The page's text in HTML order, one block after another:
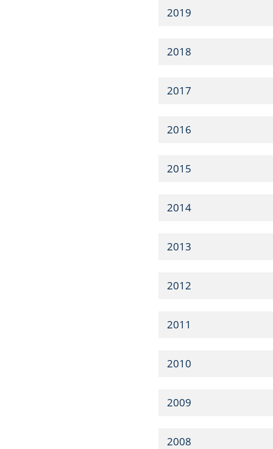
2019
2018
2017
2016
2015
2014
2013
2012
2011
2010
2009
2008